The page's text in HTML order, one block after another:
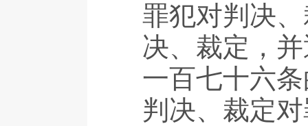
罪犯对判决
决、裁定，
一百七十六
判决、裁定